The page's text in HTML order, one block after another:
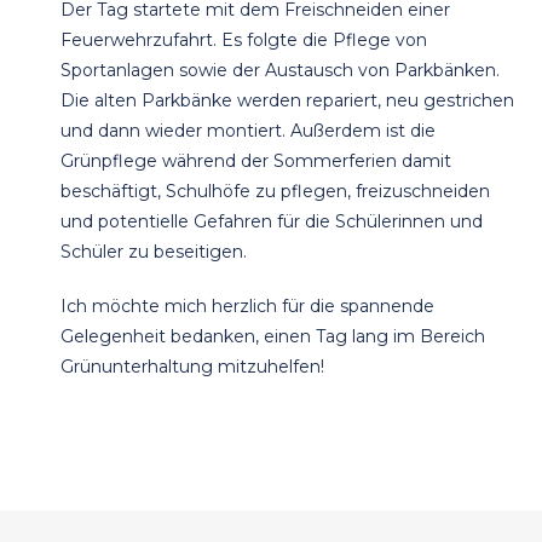
Der Tag startete mit dem Freischneiden einer
Feuerwehrzufahrt. Es folgte die Pflege von
Sportanlagen sowie der Austausch von Parkbänken.
Die alten Parkbänke werden repariert, neu gestrichen
und dann wieder montiert. Außerdem ist die
Grünpflege während der Sommerferien damit
beschäftigt, Schulhöfe zu pflegen, freizuschneiden
und potentielle Gefahren für die Schülerinnen und
Schüler zu beseitigen.
Ich möchte mich herzlich für die spannende
Gelegenheit bedanken, einen Tag lang im Bereich
Grünunterhaltung mitzuhelfen!